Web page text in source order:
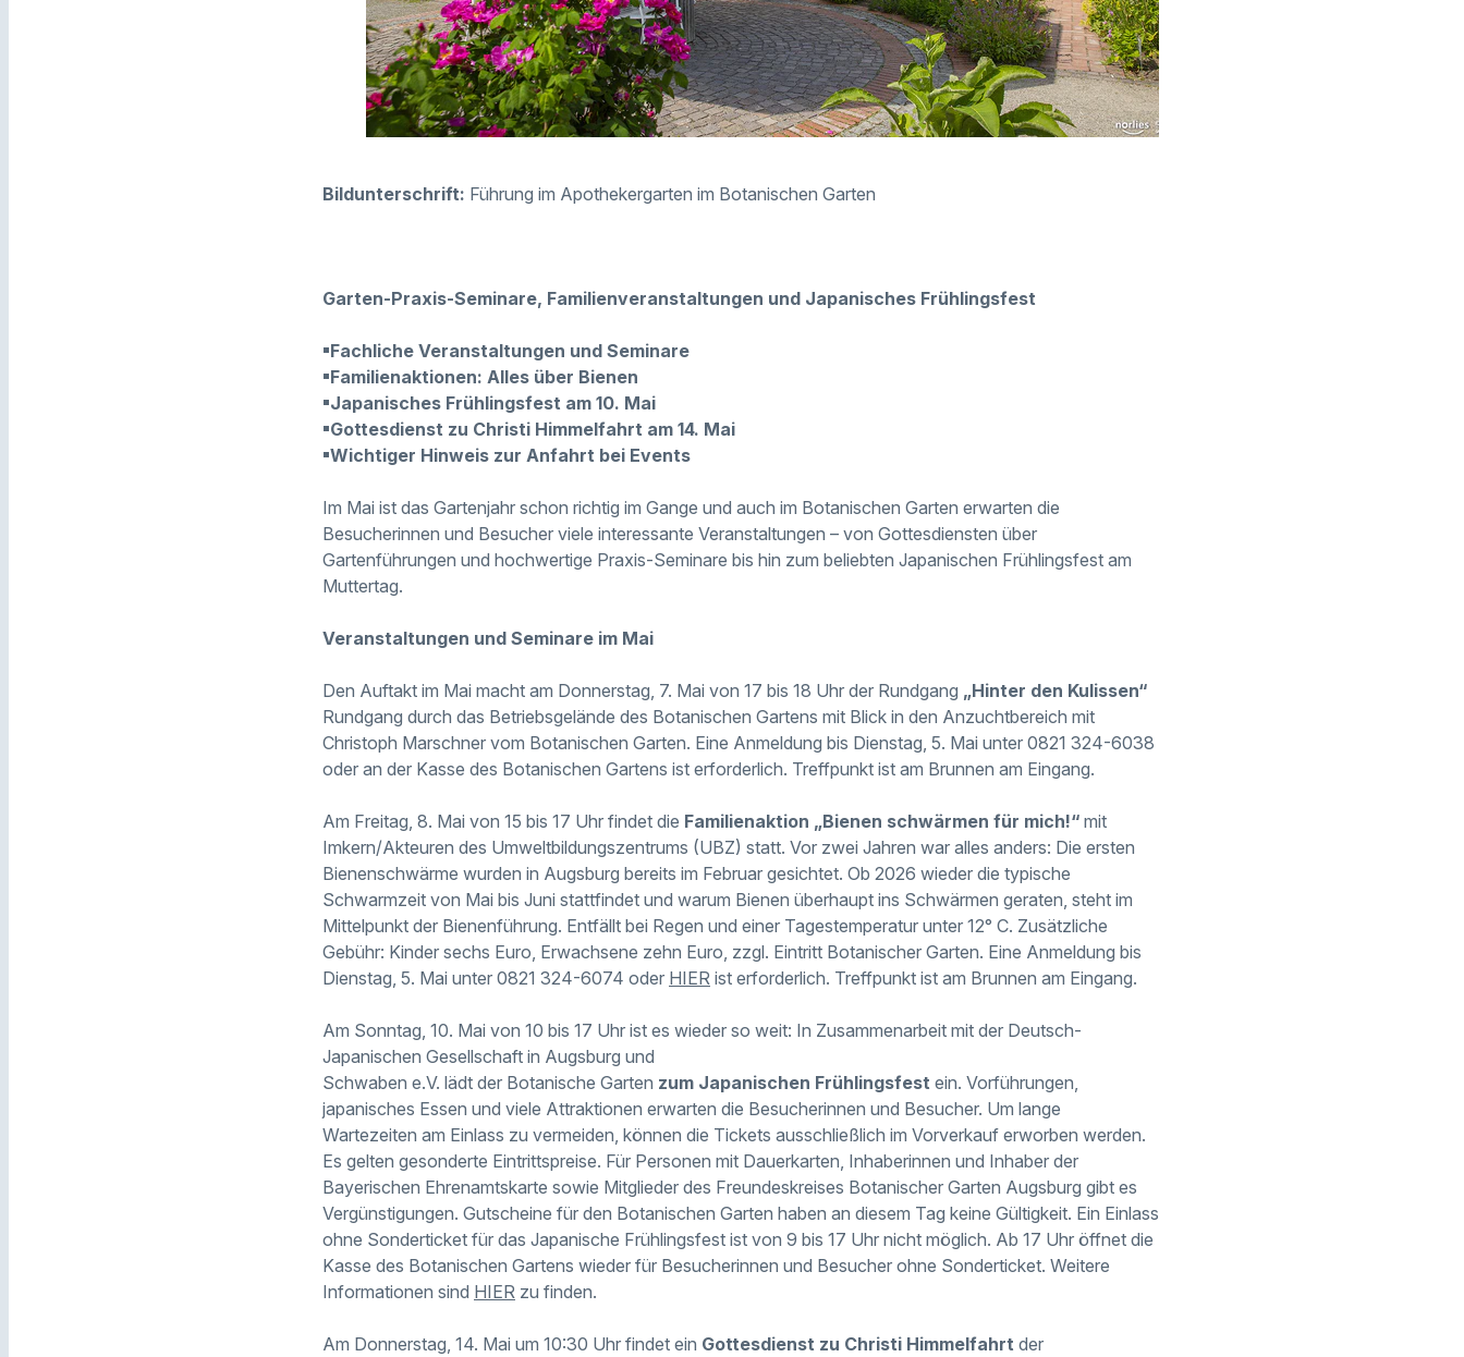
Bildunterschrift: Führung im Apothekergarten im Botanischen Garten
Garten-Praxis-Seminare, Familienveranstaltungen und Japanisches Frühlingsfest
▪Fachliche Veranstaltungen und Seminare
▪Familienaktionen: Alles über Bienen
▪Japanisches Frühlingsfest am 10. Mai
▪Gottesdienst zu Christi Himmelfahrt am 14. Mai
▪Wichtiger Hinweis zur Anfahrt bei Events
Im Mai ist das Gartenjahr schon richtig im Gange und auch im Botanischen Garten erwarten die
Besucherinnen und Besucher viele interessante Veranstaltungen – von Gottesdiensten über
Gartenführungen und hochwertige Praxis-Seminare bis hin zum beliebten Japanischen Frühlingsfest am
Muttertag.
Veranstaltungen und Seminare im Mai
Den Auftakt im Mai macht am Donnerstag, 7. Mai von 17 bis 18 Uhr der Rundgang „Hinter den Kulissen“
Rundgang durch das Betriebsgelände des Botanischen Gartens mit Blick in den Anzuchtbereich mit
Christoph Marschner vom Botanischen Garten. Eine Anmeldung bis Dienstag, 5. Mai unter 0821 324-6038
oder an der Kasse des Botanischen Gartens ist erforderlich. Treffpunkt ist am Brunnen am Eingang.
Am Freitag, 8. Mai von 15 bis 17 Uhr findet die Familienaktion „Bienen schwärmen für mich!“ mit
Imkern/Akteuren des Umweltbildungszentrums (UBZ) statt. Vor zwei Jahren war alles anders: Die ersten
Bienenschwärme wurden in Augsburg bereits im Februar gesichtet. Ob 2026 wieder die typische
Schwarmzeit von Mai bis Juni stattfindet und warum Bienen überhaupt ins Schwärmen geraten, steht im
Mittelpunkt der Bienenführung. Entfällt bei Regen und einer Tagestemperatur unter 12° C. Zusätzliche
Gebühr: Kinder sechs Euro, Erwachsene zehn Euro, zzgl. Eintritt Botanischer Garten. Eine Anmeldung bis
Dienstag, 5. Mai unter 0821 324-6074 oder HIER ist erforderlich. Treffpunkt ist am Brunnen am Eingang.
Am Sonntag, 10. Mai von 10 bis 17 Uhr ist es wieder so weit: In Zusammenarbeit mit der Deutsch-
Japanischen Gesellschaft in Augsburg und
Schwaben e.V. lädt der Botanische Garten zum Japanischen Frühlingsfest ein. Vorführungen,
japanisches Essen und viele Attraktionen erwarten die Besucherinnen und Besucher. Um lange
Wartezeiten am Einlass zu vermeiden, können die Tickets ausschließlich im Vorverkauf erworben werden.
Es gelten gesonderte Eintrittspreise. Für Personen mit Dauerkarten, Inhaberinnen und Inhaber der
Bayerischen Ehrenamtskarte sowie Mitglieder des Freundeskreises Botanischer Garten Augsburg gibt es
Vergünstigungen. Gutscheine für den Botanischen Garten haben an diesem Tag keine Gültigkeit. Ein Einlass
ohne Sonderticket für das Japanische Frühlingsfest ist von 9 bis 17 Uhr nicht möglich. Ab 17 Uhr öffnet die
Kasse des Botanischen Gartens wieder für Besucherinnen und Besucher ohne Sonderticket. Weitere
Informationen sind HIER zu finden.
Am Donnerstag, 14. Mai um 10:30 Uhr findet ein Gottesdienst zu Christi Himmelfahrt der